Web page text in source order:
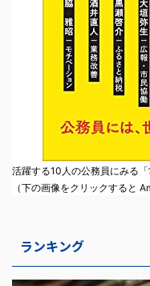
活躍する10人の公務員にみる
（下の画像をクリックすると
ランキング